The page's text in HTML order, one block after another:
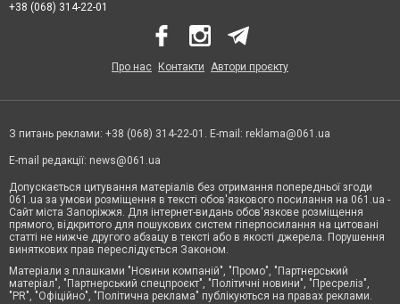
+38 (068) 314-22-01
Про нас Контакти Автори проєкту
З питань реклами: +38 (068) 314-22-01. E-mail: reklama@061.ua
E-mail редакції: news@061.ua
Допускається цитування матеріалів без отримання попередньої згоди
061.ua за умови розміщення в тексті обов'язкового посилання на 061.ua -
Сайт міста Запоріжжя. Для інтернет-видань обов'язкове розміщення
прямого, відкритого для пошукових систем гіперпосилання на цитовані
статті не нижче другого абзацу в тексті або в якості джерела. Порушення
виняткових прав переслідується Законом.
Матеріали з плашками "Новини компаній", "Промо", "Партнерський
матеріал", "Партнерський спецпроєкт", "Політичні новини", "Пресреліз",
"PR", "Офіційно", "Політична реклама" публікуються на правах реклами.